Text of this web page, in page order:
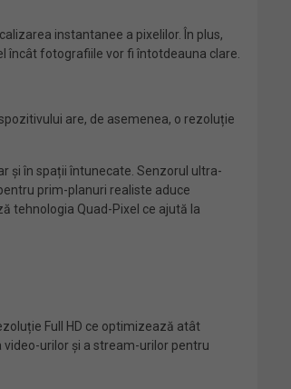
instantanee a pixelilor. În plus,
încât fotografiile vor fi întotdeauna clare.
are, de asemenea, o rezoluție
și în spații întunecate. Senzorul ultra-
prim-planuri realiste aduce
tehnologia Quad-Pixel ce ajută la
Full HD ce optimizează atât
urilor și a stream-urilor pentru